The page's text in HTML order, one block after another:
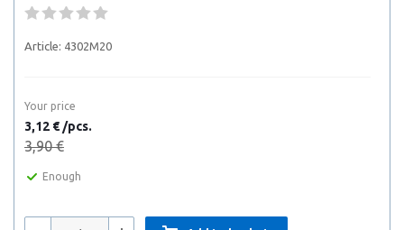
Article: 4302M20
Your price
3,12 € /pcs.
3,90 €
Enough